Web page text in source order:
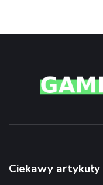
Ciekawy artykuły